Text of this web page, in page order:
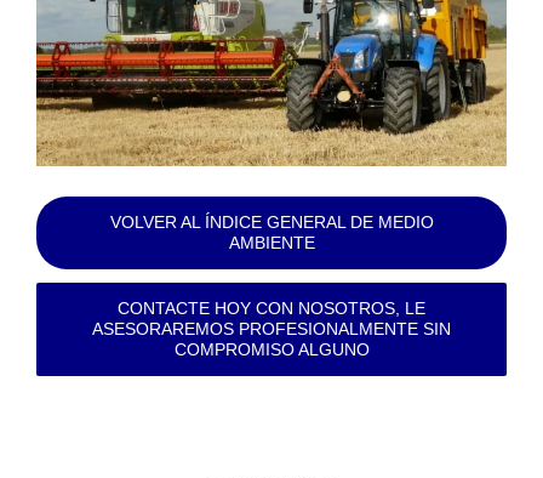
VOLVER AL ÍNDICE GENERAL DE MEDIO
AMBIENTE
CONTACTE HOY CON NOSOTROS, LE
ASESORAREMOS PROFESIONALMENTE SIN
COMPROMISO ALGUNO